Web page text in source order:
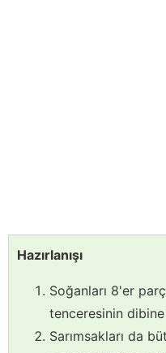
Hazırlanışı
Soğanları 8'er
tenceresinin dibine
Sarımsakları da